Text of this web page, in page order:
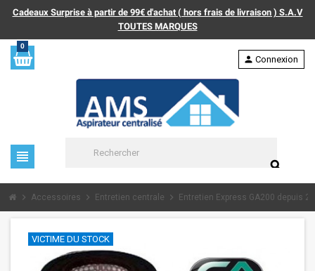
Cadeaux Surprise à partir de 99€ d'achat ( hors frais de livraison ) S.A.V
TOUTES MARQUES
0
view_headline
search
person Connexion
chevron_right Accessoires chevron_right Entretien centrale chevron_right Entretien Express GA200 depuis
VICTIME DU STOCK